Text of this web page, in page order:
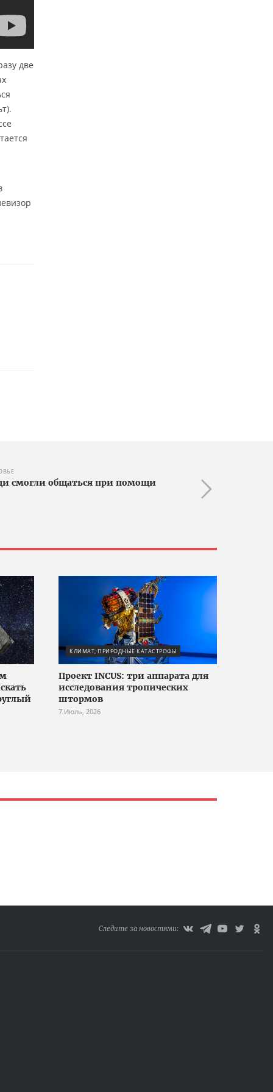
две
смогли общаться при помощи
КЛИМАТ, ПРИРОДНЫЕ КАТАСТРОФЫ
Проект INCUS: три аппарата для
исследования тропических
штормов
7 Июль, 2026
Следите за новостями: